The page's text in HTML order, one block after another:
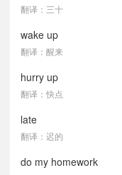
翻译：三十
wake up
翻译：醒来
hurry up
翻译：快点
late
翻译：迟的
do my homework